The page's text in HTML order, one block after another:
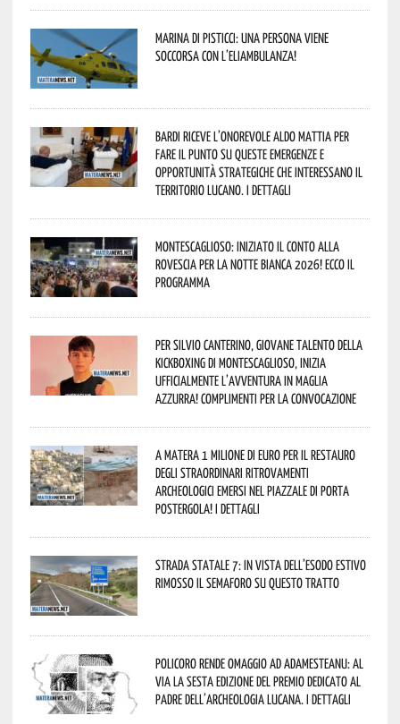
Marina di Pisticci: una persona viene
soccorsa con l’eliambulanza!
Bardi riceve l’onorevole Aldo Mattia per
fare il punto su queste emergenze e
opportunità strategiche che interessano il
territorio lucano. I dettagli
Montescaglioso: iniziato il conto alla
rovescia per la Notte Bianca 2026! Ecco il
programma
Per Silvio Canterino, giovane talento della
kickboxing di Montescaglioso, inizia
ufficialmente l’avventura in maglia
azzurra! Complimenti per la convocazione
A Matera 1 milione di euro per il restauro
degli straordinari ritrovamenti
archeologici emersi nel piazzale di Porta
Postergola! I dettagli
Strada statale 7: in vista dell’esodo estivo
rimosso il semaforo su questo tratto
Policoro rende omaggio ad Adamesteanu: al
via la sesta edizione del Premio dedicato al
padre dell’archeologia lucana. I dettagli